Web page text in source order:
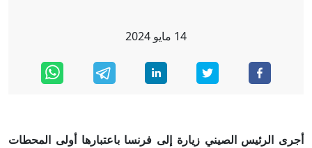
14 مايو 2024
أجرى الرئيس الصيني زيارة إلى فرنسا باعتبارها أولى المحطات